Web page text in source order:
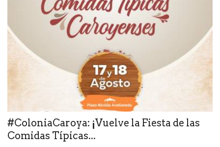
#ColoniaCaroya: ¡Vuelve la Fiesta de las
Comidas Típicas...